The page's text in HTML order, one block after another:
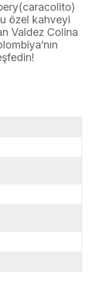
özel kahveyi
Valdez Colina